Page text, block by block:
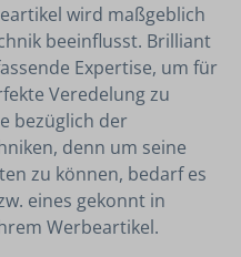
wird maßgeblich
beeinflusst. Brilliant
Expertise, um für
Veredelung zu
bezüglich der
denn um seine
zu können, bedarf es
eines gekonnt in
Werbeartikel.